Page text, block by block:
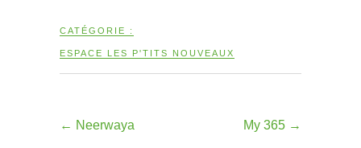
CATÉGORIE :
ESPACE LES P'TITS NOUVEAUX
← Neerwaya My 365 →